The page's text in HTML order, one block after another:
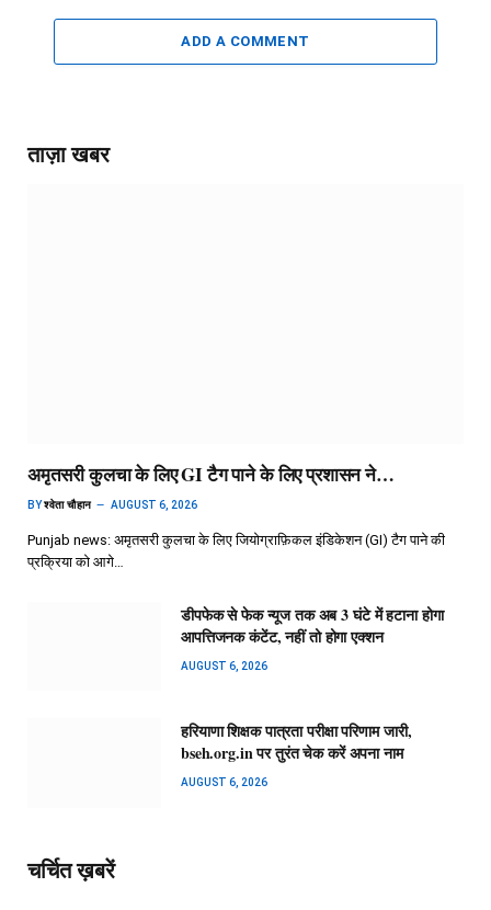
ADD A COMMENT
ताज़ा खबर
अमृतसरी कुलचा के लिए GI टैग पाने के लिए प्रशासन ने…
BYश्वेता चौहान AUGUST 6, 2026
Punjab news: अमृतसरी कुलचा के लिए जियोग्राफ़िकल इंडिकेशन (GI) टैग पाने की
प्रक्रिया को आगे…
डीपफेक से फेक न्यूज तक अब 3 घंटे में हटाना होगा
आपत्तिजनक कंटेंट, नहीं तो होगा एक्शन
AUGUST 6, 2026
हरियाणा शिक्षक पात्रता परीक्षा परिणाम जारी,
bseh.org.in पर तुरंत चेक करें अपना नाम
AUGUST 6, 2026
चर्चित ख़बरें